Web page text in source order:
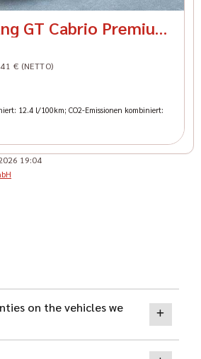
GT Cabrio Premium
€ (NETTO)
12.4 l/100km; CO2-Emissionen kombiniert:
19:04
on the vehicles we